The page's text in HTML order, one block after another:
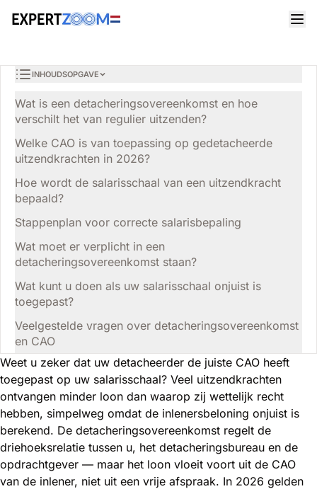
Advocaten
Detacheringsovereenkomst 2026: zo werkt de CAO-
Sophie Bosch
6 min leestijd 14 juni 2026
INHOUDSOPGAVE
Wat is een detacheringsovereenkomst en hoe
verschilt het van regulier uitzenden?
Welke CAO is van toepassing op gedetacheerde
uitzendkrachten in 2026?
Hoe wordt de salarisschaal van een uitzendkracht
bepaald?
Stappenplan voor correcte salarisbepaling
Wat moet er verplicht in een
detacheringsovereenkomst staan?
Wat kunt u doen als uw salarisschaal onjuist is
toegepast?
Veelgestelde vragen over detacheringsovereenkomst
en CAO
Weet u zeker dat uw detacheerder de juiste CAO heeft
toegepast op uw salarisschaal? Veel uitzendkrachten
ontvangen minder loon dan waarop zij wettelijk recht
hebben, simpelweg omdat de inlenersbeloning onjuist is
berekend. De detacheringsovereenkomst regelt de
driehoeksrelatie tussen u, het detacheringsbureau en de
opdrachtgever — maar het loon vloeit voort uit de CAO
van de inlener, niet uit een vrije afspraak. In 2026 gelden